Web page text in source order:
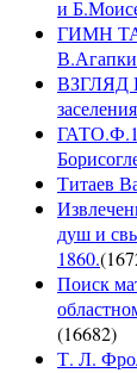
и
ГИМН
ВЗГЛЯД
Титаев
душ и
1860.(
Поиск
(16682)
Т. Л.